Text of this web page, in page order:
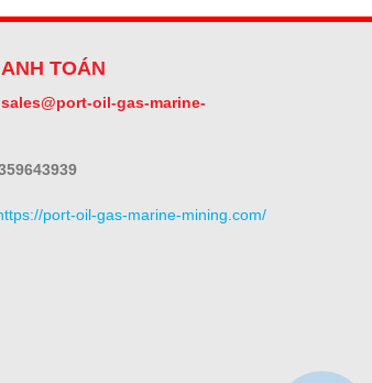
TOÁN
sales@port-oil-gas-marine-
port-oil-gas-marine-mining.com/